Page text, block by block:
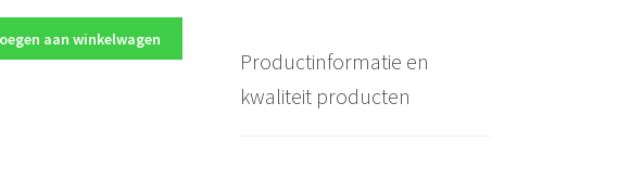
aan winkelwagen
Productinformatie en
kwaliteit producten